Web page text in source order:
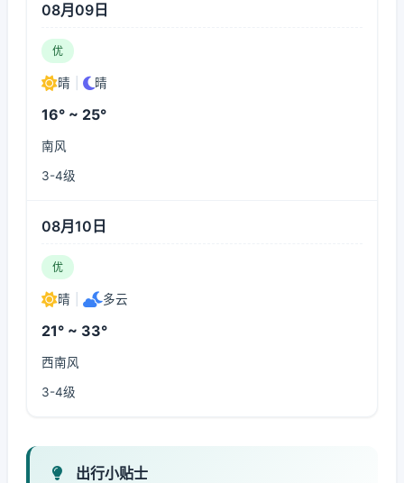
08月09日
优
晴 晴
16° ~ 25°
南风
3-4级
08月10日
优
晴 多云
21° ~ 33°
西南风
3-4级
出行小贴士